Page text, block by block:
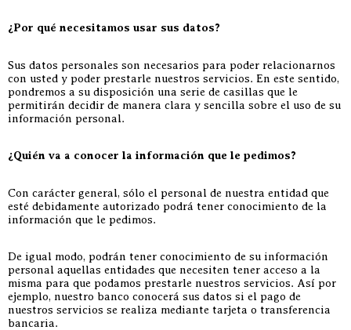
¿Por qué necesitamos usar sus datos?
Sus datos personales son necesarios para poder relacionarnos
con usted y poder prestarle nuestros servicios. En este sentido,
pondremos a su disposición una serie de casillas que le
permitirán decidir de manera clara y sencilla sobre el uso de su
información personal.
¿Quién va a conocer la información que le pedimos?
Con carácter general, sólo el personal de nuestra entidad que
esté debidamente autorizado podrá tener conocimiento de la
información que le pedimos.
De igual modo, podrán tener conocimiento de su información
personal aquellas entidades que necesiten tener acceso a la
misma para que podamos prestarle nuestros servicios. Así por
ejemplo, nuestro banco conocerá sus datos si el pago de
nuestros servicios se realiza mediante tarjeta o transferencia
bancaria.